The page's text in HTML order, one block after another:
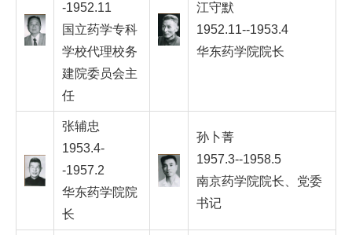
-1952.11
国立药学专科
学校代理校务
建院委员会主
任
江守默
1952.11--1953.4
华东药学院院长
张辅忠
1953.4-
-1957.2
华东药学院院
长
孙卜菁
1957.3--1958.5
南京药学院院长、党委
书记